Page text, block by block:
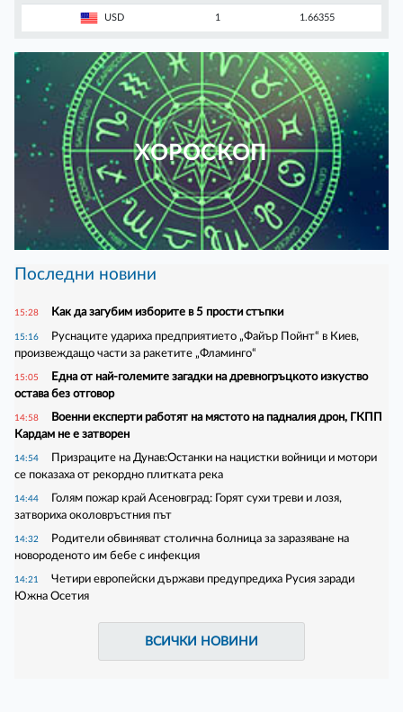
USD 1 1.66355
ХОРОСКОП
Последни новини
15:28 Как да загубим изборите в 5 прости стъпки
15:16
Руснаците удариха предприятието „Файър Пойнт“ в Киев,
произвеждащо части за ракетите „Фламинго“
15:05
Една от най-големите загадки на древногръцкото изкуство
остава без отговор
14:58
Военни експерти работят на мястото на падналия дрон, ГКПП
Кардам не е затворен
14:54
Призраците на Дунав:Останки на нацистки войници и мотори
се показаха от рекордно плитката река
14:44
Голям пожар край Асеновград: Горят сухи треви и лозя,
затвориха околовръстния път
14:32
Родители обвиняват столична болница за заразяване на
новороденото им бебе с инфекция
14:21
Четири европейски държави предупредиха Русия заради
Южна Осетия
ВСИЧКИ НОВИНИ